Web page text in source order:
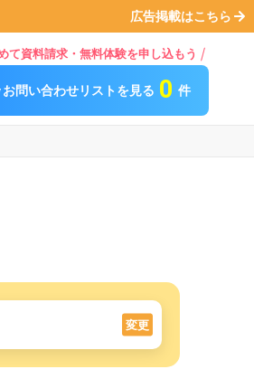
広告掲載はこちら
て資料請求・無料体験を申し込もう
お問い合わせリストを見る 0 件
変更